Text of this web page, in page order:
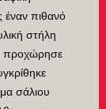
έναν πιθανό
στήλη
προχώρησε
σάλιου